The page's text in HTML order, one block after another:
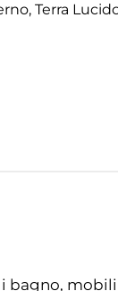
Terra
bagno, mobili